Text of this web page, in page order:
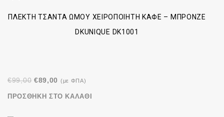
ΠΛΕΚΤΉ ΤΣΆΝΤΑ ΏΜΟΥ ΧΕΙΡΟΠΟΊΗΤΗ ΚΑΦΈ – ΜΠΡΟΝΖΈ
DKUNIQUE DK1001
€99,00 Original
price
€89,00 Η
τρέχουσα
(με ΦΠΑ)
ΠΡΟΣΘΉΚΗ ΣΤΟ ΚΑΛΆΘΙ